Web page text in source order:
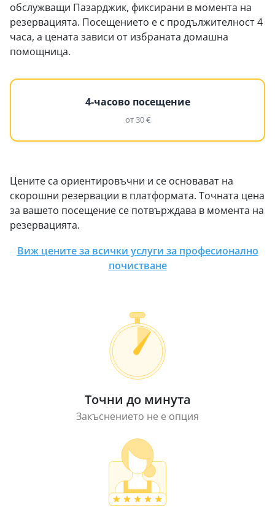
обслужващи Пазарджик, фиксирани в момента на
резервацията. Посещението е с продължителност 4
часа, а цената зависи от избраната домашна
помощница.
4-часово посещение
от 30 €
Цените са ориентировъчни и се основават на
скорошни резервации в платформата. Точната цена
за вашето посещение се потвърждава в момента на
резервацията.
Виж цените за всички услуги за професионално
почистване
Точни до минута
Закъснението не е опция